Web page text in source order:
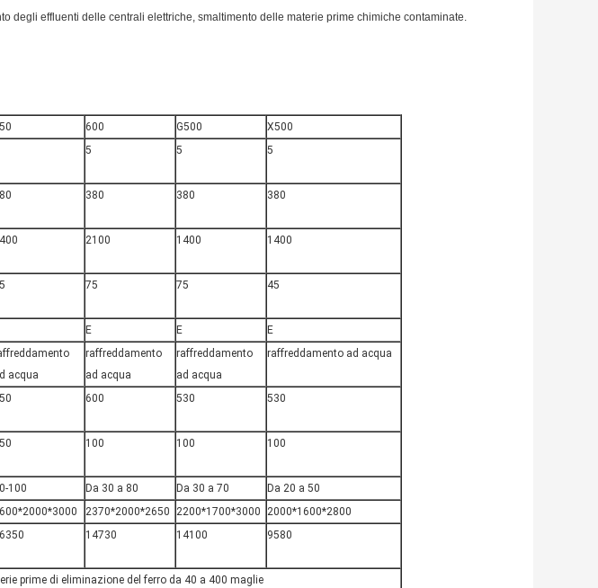
degli effluenti delle centrali elettriche, smaltimento delle materie prime chimiche contaminate.
600 G500
X500
5 5 5
380 380 380
2100 1400 1400
75 75 45
E E
E
acqua
raffreddamento
ad acqua
raffreddamento
ad acqua
raffreddamento ad acqua
600 530 530
100 100 100
100 Da 30 a 80 Da 30 a 70
Da 20 a 50
2370*2000*2650 2200*1700*3000 2000*1600*2800
14730 14100 9580
prime di eliminazione del ferro da 40 a 400 maglie